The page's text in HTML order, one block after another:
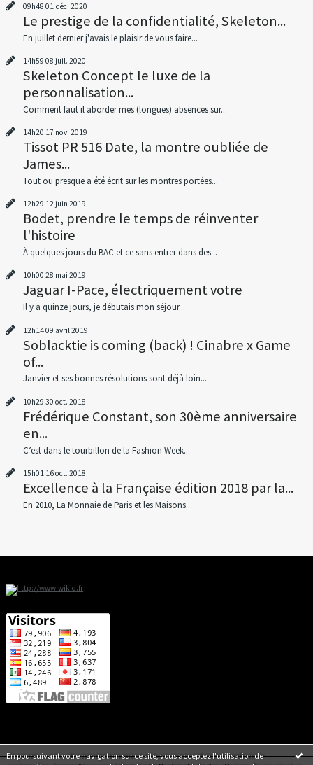
En poursuivant votre navigation sur ce site, vous acceptez l'utilisation de
09h48 01 déc. 2020
Le prestige de la confidentialité, Skeleton...
En juillet dernier j'avais le plaisir de vous faire...
14h59 08 juil. 2020
Skeleton Concept le luxe de la
personnalisation...
Comment faut il aborder mes (longues) absences sur...
14h20 17 nov. 2019
Tissot PR 516 Date, la montre oubliée de
James...
Tout ou presque a été écrit sur les montres portées...
12h29 12 juin 2019
Bodet, prendre le temps de réinventer
l'histoire
À quelques jours du BAC et ce sans entrer dans des...
10h00 28 mai 2019
Jaguar I-Pace, électriquement votre
Il y a quinze jours, je débutais mon séjour...
12h1409 avril 2019
Soblacktie is coming (back) ! Cinabre x Game
of...
Janvier et ses bonnes résolutions sont déjà loin...
10h29 30 oct. 2018
Frédérique Constant, son 30ème anniversaire
en...
C’est dans le tourbillon de la Fashion Week...
15h01 16oct. 2018
Excellence à la Française édition 2018 par la...
En 2010, La Monnaie de Paris et les Maisons...